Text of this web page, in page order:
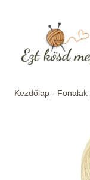
Kezdőlap - Fonalak